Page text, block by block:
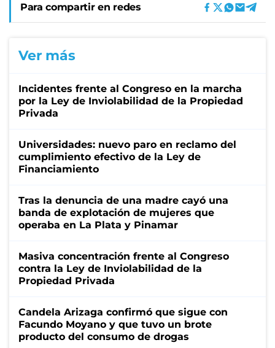
Para compartir en redes
Ver más
Incidentes frente al Congreso en la marcha
por la Ley de Inviolabilidad de la Propiedad
Privada
Universidades: nuevo paro en reclamo del
cumplimiento efectivo de la Ley de
Financiamiento
Tras la denuncia de una madre cayó una
banda de explotación de mujeres que
operaba en La Plata y Pinamar
Masiva concentración frente al Congreso
contra la Ley de Inviolabilidad de la
Propiedad Privada
Candela Arizaga confirmó que sigue con
Facundo Moyano y que tuvo un brote
producto del consumo de drogas